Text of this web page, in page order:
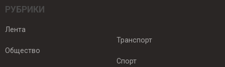
РУБРИКИ
Лента
Общество
Транспорт
Спорт